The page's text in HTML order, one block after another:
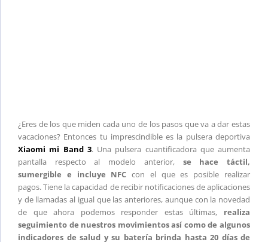
¿Eres de los que miden cada uno de los pasos que va a dar estas
vacaciones? Entonces tu imprescindible es la pulsera deportiva
Xiaomi mi Band 3. Una pulsera cuantificadora que aumenta
pantalla respecto al modelo anterior,se hace táctil,
sumergible e incluye NFC con el que es posible realizar
pagos. Tiene la capacidad de recibir notificaciones de aplicaciones
y de llamadas al igual que las anteriores, aunque con la novedad
de que ahora podemos responder estas últimas, realiza
seguimiento de nuestros movimientos así como de algunos
indicadores de salud y su batería brinda hasta 20 días de